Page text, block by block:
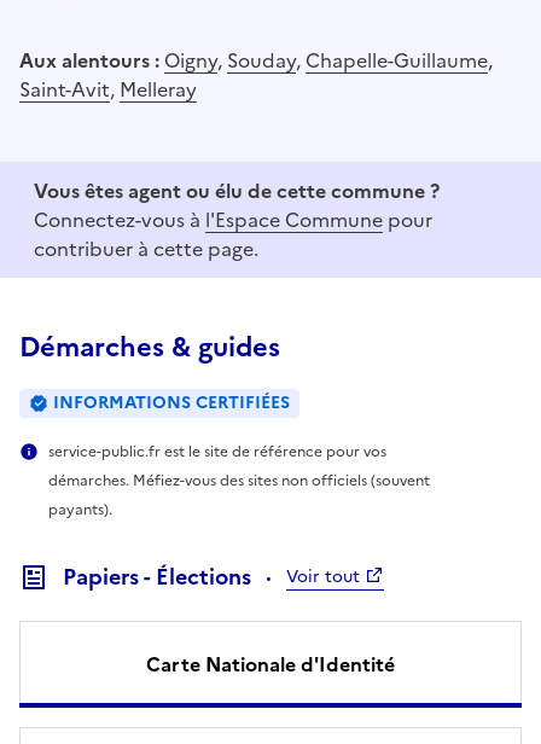
Aux alentours : Oigny, Souday, Chapelle-Guillaume,
Saint-Avit, Melleray
Vous êtes agent ou élu de cette commune ?
Connectez-vous à l'Espace Commune pour
contribuer à cette page.
Démarches & guides
INFORMATIONS CERTIFIÉES
service-public.fr est le site de référence pour vos
démarches. Méfiez-vous des sites non officiels (souvent
payants).
Papiers - Élections Voir tout
Carte Nationale d'Identité